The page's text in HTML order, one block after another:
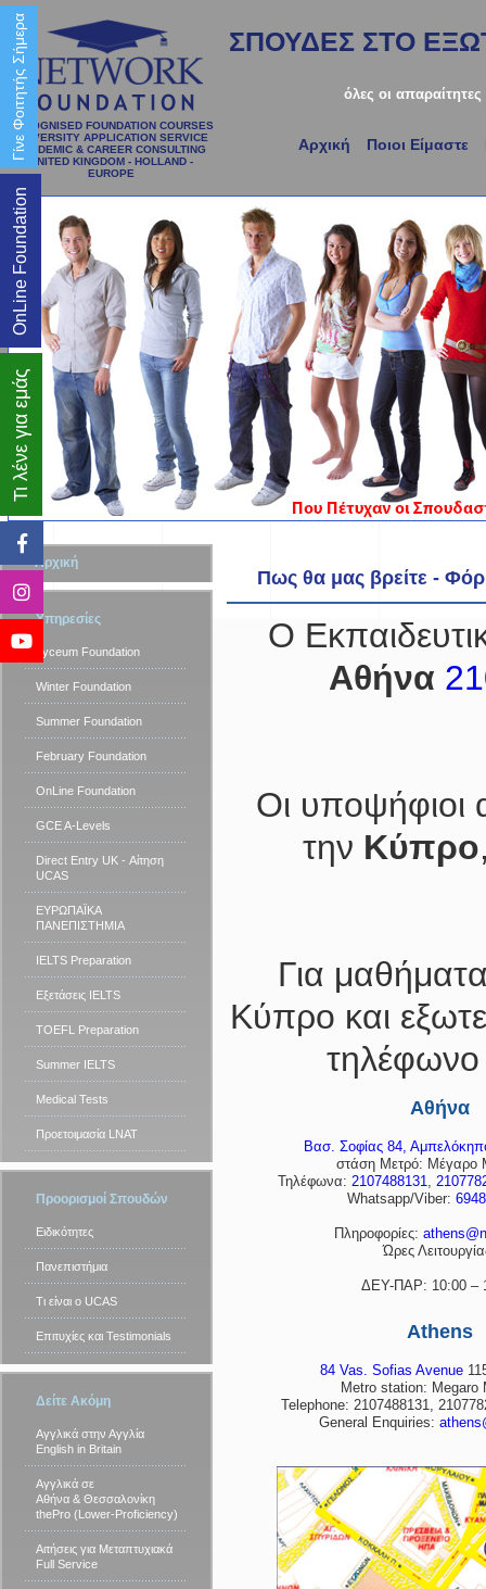
Γίνε Φοιτητής Σήμερα
OnLine Foundation
Τι λένε για εμάς
RECOGNISED FOUNDATION COURSES
UNIVERSITY APPLICATION SERVICE
ACADEMIC & CAREER CONSULTING
UNITED KINGDOM - HOLLAND -
EUROPE
ΣΠΟΥΔΕΣ ΣΤΟ
όλες οι
Αρχική Ποιοι Είμαστε
Αρχική
Υπηρεσίες
Lyceum Foundation
Winter Foundation
Summer Foundation
February Foundation
OnLine Foundation
GCE A-Levels
Direct Entry UK - Αίτηση
UCAS
ΕΥΡΩΠΑΪΚΑ
ΠΑΝΕΠΙΣΤΗΜΙΑ
IELTS Preparation
Εξετάσεις IELTS
TOEFL Preparation
Summer IELTS
Medical Tests
Προετοιμασία LNAT
Προορισμοί Σπουδών
Ειδικότητες
Πανεπιστήμια
Τι είναι ο UCAS
Επιτυχίες και Testimonials
Δείτε Ακόμη
Αγγλικά στην Αγγλία
English in Britain
Αγγλικά σε
Αθήνα & Θεσσαλονίκη
thePro (Lower-Proficiency)
Αιτήσεις για Μεταπτυχιακά
Full Service
Πως θα μας βρείτε -
Ο
Αθήνα
Οι
την Κύπρο
Για
Κύπρο και
Αθήνα
Βασ. Σοφίας 84,
στάση Μετρό: Μέγαρο
Τηλέφωνα: 2107488131,
Whatsapp/Viber:
Πληροφορίες:
Ώρες
ΔΕΥ-ΠΑΡ: 10:00 –
Athens
84 Vas. Sofias Avenue
Metro station: Megaro
Telephone: 2107488131,
General Enquiries: